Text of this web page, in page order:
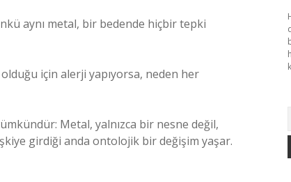
aynı metal, bir bedende hiçbir tepki
için alerji yapıyorsa, neden her
Metal, yalnızca bir nesne değil,
girdiği anda ontolojik bir değişim yaşar.